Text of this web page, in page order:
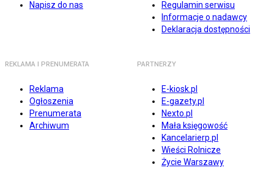
Napisz do nas
Regulamin serwisu
Informacje o nadawcy
Deklaracja dostępności
REKLAMA I PRENUMERATA
Reklama
Ogłoszenia
Prenumerata
Archiwum
PARTNERZY
E-kiosk.pl
E-gazety.pl
Nexto.pl
Mała księgowość
Kancelarierp.pl
Wieści Rolnicze
Życie Warszawy